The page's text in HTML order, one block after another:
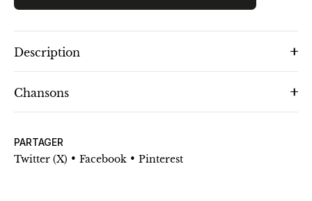
Description
Chansons
PARTAGER
Twitter (X) • Facebook • Pinterest